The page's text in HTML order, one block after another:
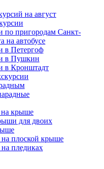
на август
по пригородам Санкт-
на автобусе
в Петергоф
в Пушкин
в Кронштадт
крыше
для двоих
плоской крыше
пледиках